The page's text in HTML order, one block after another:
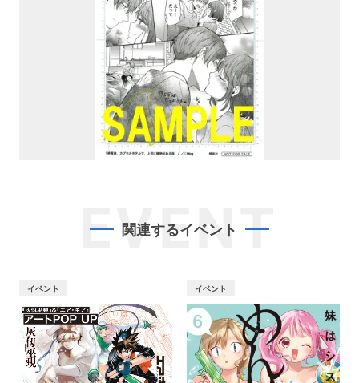
EVENT
関連するイベント
イベント イベント